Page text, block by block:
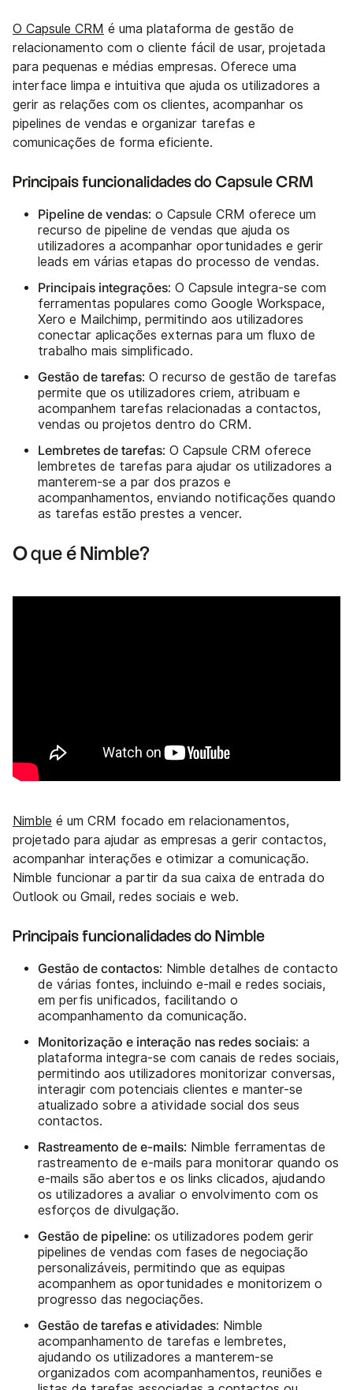
O Capsule CRM é uma plataforma de gestão de
relacionamento com o cliente fácil de usar, projetada
para pequenas e médias empresas. Oferece uma
interface limpa e intuitiva que ajuda os utilizadores a
gerir as relações com os clientes, acompanhar os
pipelines de vendas e organizar tarefas e
comunicações de forma eficiente.
Principais funcionalidades do Capsule CRM
Pipeline de vendas: o Capsule CRM oferece um
recurso de pipeline de vendas que ajuda os
utilizadores a acompanhar oportunidades e gerir
leads em várias etapas do processo de vendas.
Principais integrações: O Capsule integra-se com
ferramentas populares como Google Workspace,
Xero e Mailchimp, permitindo aos utilizadores
conectar aplicações externas para um fluxo de
trabalho mais simplificado.
Gestão de tarefas: O recurso de gestão de tarefas
permite que os utilizadores criem, atribuam e
acompanhem tarefas relacionadas a contactos,
vendas ou projetos dentro do CRM.
Lembretes de tarefas: O Capsule CRM oferece
lembretes de tarefas para ajudar os utilizadores a
manterem-se a par dos prazos e
acompanhamentos, enviando notificações quando
as tarefas estão prestes a vencer.
O que é Nimble?
Nimble é um CRM focado em relacionamentos,
projetado para ajudar as empresas a gerir contactos,
acompanhar interações e otimizar a comunicação.
Nimble funcionar a partir da sua caixa de entrada do
Outlook ou Gmail, redes sociais e web.
Principais funcionalidades do Nimble
Gestão de contactos: Nimble detalhes de contacto
de várias fontes, incluindo e-mail e redes sociais,
em perfis unificados, facilitando o
acompanhamento da comunicação.
Monitorização e interação nas redes sociais: a
plataforma integra-se com canais de redes sociais,
permitindo aos utilizadores monitorizar conversas,
interagir com potenciais clientes e manter-se
atualizado sobre a atividade social dos seus
contactos.
Rastreamento de e-mails: Nimble ferramentas de
rastreamento de e-mails para monitorar quando os
e-mails são abertos e os links clicados, ajudando
os utilizadores a avaliar o envolvimento com os
esforços de divulgação.
Gestão de pipeline: os utilizadores podem gerir
pipelines de vendas com fases de negociação
personalizáveis, permitindo que as equipas
acompanhem as oportunidades e monitorizem o
progresso das negociações.
Gestão de tarefas e atividades: Nimble
acompanhamento de tarefas e lembretes,
ajudando os utilizadores a manterem-se
organizados com acompanhamentos, reuniões e